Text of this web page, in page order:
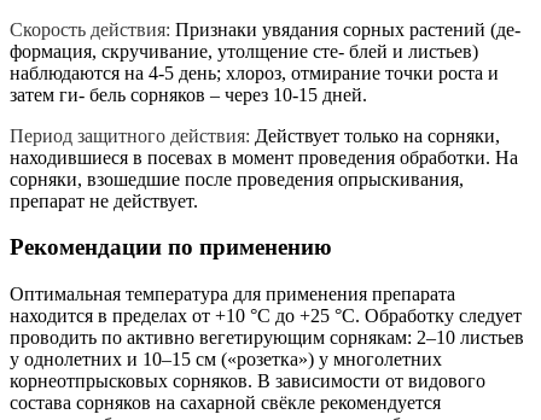
Скорость действия: Признаки увядания сорных растений (де-
формация, скручивание, утолщение сте- блей и листьев)
наблюдаются на 4-5 день; хлороз, отмирание точки роста и
затем ги- бель сорняков – через 10-15 дней.
Период защитного действия: Действует только на сорняки,
находившиеся в посевах в момент проведения обработки. На
сорняки, взошедшие после проведения опрыскивания,
препарат не действует.
Рекомендации по применению
Оптимальная температура для применения препарата
находится в пределах от +10 °С до +25 °С. Обработку следует
проводить по активно вегетирующим сорнякам: 2–10 листьев
у однолетних и 10–15 см («розетка») у многолетних
корнеотпрысковых сорняков. В зависимости от видового
состава сорняков на сахарной свёкле рекомендуется